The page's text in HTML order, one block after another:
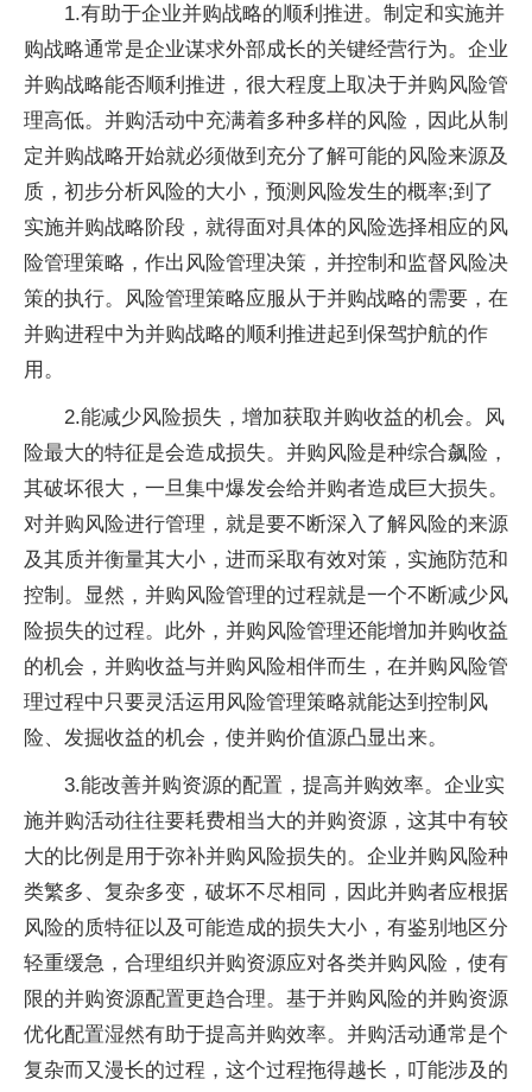
1.有助于企业并购战略的顺利推进。制定和实施并
购战略通常是企业谋求外部成长的关键经营行为。企业
并购战略能否顺利推进，很大程度上取决于并购风险管
理高低。并购活动中充满着多种多样的风险，因此从制
定并购战略开始就必须做到充分了解可能的风险来源及
质，初步分析风险的大小，预测风险发生的概率;到了
实施并购战略阶段，就得面对具体的风险选择相应的风
险管理策略，作出风险管理决策，并控制和监督风险决
策的执行。风险管理策略应服从于并购战略的需要，在
并购进程中为并购战略的顺利推进起到保驾护航的作
用。
2.能减少风险损失，增加获取并购收益的机会。风
险最大的特征是会造成损失。并购风险是种综合飙险，
其破坏很大，一旦集中爆发会给并购者造成巨大损失。
对并购风险进行管理，就是要不断深入了解风险的来源
及其质并衡量其大小，进而采取有效对策，实施防范和
控制。显然，并购风险管理的过程就是一个不断减少风
险损失的过程。此外，并购风险管理还能增加并购收益
的机会，并购收益与并购风险相伴而生，在并购风险管
理过程中只要灵活运用风险管理策略就能达到控制风
险、发掘收益的机会，使并购价值源凸显出来。
3.能改善并购资源的配置，提高并购效率。企业实
施并购活动往往要耗费相当大的并购资源，这其中有较
大的比例是用于弥补并购风险损失的。企业并购风险种
类繁多、复杂多变，破坏不尽相同，因此并购者应根据
风险的质特征以及可能造成的损失大小，有鉴别地区分
轻重缓急，合理组织并购资源应对各类并购风险，使有
限的并购资源配置更趋合理。基于并购风险的并购资源
优化配置湿然有助于提高并购效率。并购活动通常是个
复杂而又漫长的过程，这个过程拖得越长，叮能涉及的